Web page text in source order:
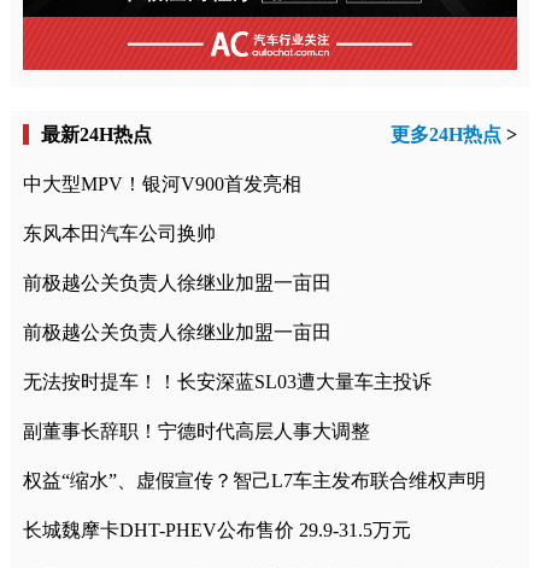
最新24H热点 更多24H热点 >
中大型MPV！银河V900首发亮相
东风本田汽车公司换帅
前极越公关负责人徐继业加盟一亩田
前极越公关负责人徐继业加盟一亩田
无法按时提车！！长安深蓝SL03遭大量车主投诉
副董事长辞职！宁德时代高层人事大调整
权益“缩水”、虚假宣传？智己L7车主发布联合维权声明
长城魏摩卡DHT-PHEV公布售价 29.9-31.5万元